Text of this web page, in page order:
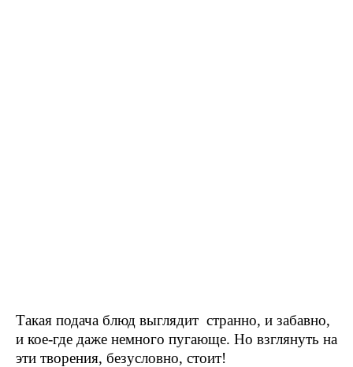
Такая подача блюд выглядит странно, и забавно,
и кое-где даже немного пугающе. Но взглянуть на
эти творения, безусловно, стоит!